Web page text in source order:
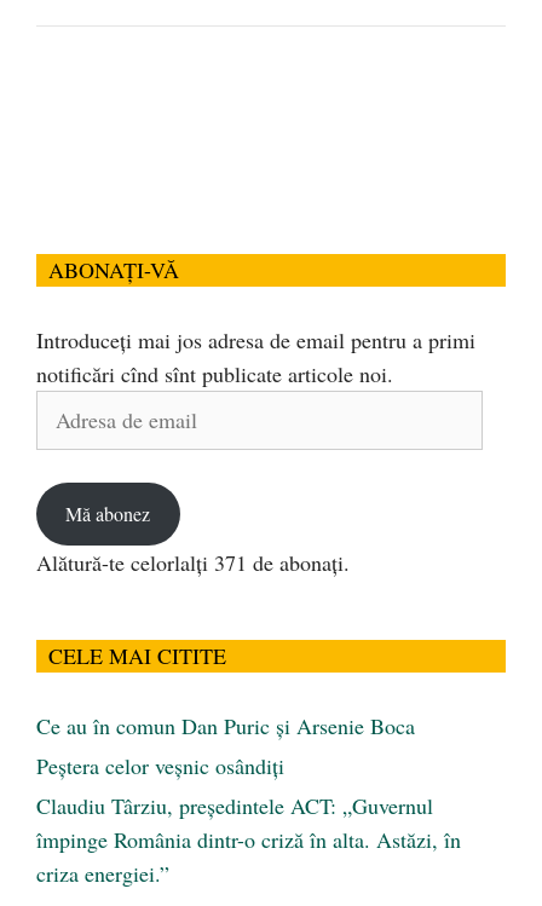
ABONAȚI-VĂ
Introduceți mai jos adresa de email pentru a primi
notificări cînd sînt publicate articole noi.
Adresa
Mă abonez
Alătură-te celorlalți 371 de abonați.
CELE MAI CITITE
Ce au în comun Dan Puric şi Arsenie Boca
Peştera celor veşnic osândiţi
Claudiu Târziu, președintele ACT: „Guvernul
împinge România dintr-o criză în alta. Astăzi, în
criza energiei.”